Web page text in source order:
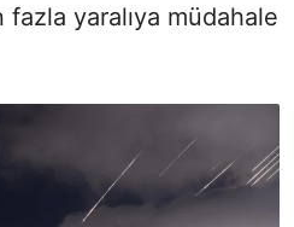
yaralıya müdahale